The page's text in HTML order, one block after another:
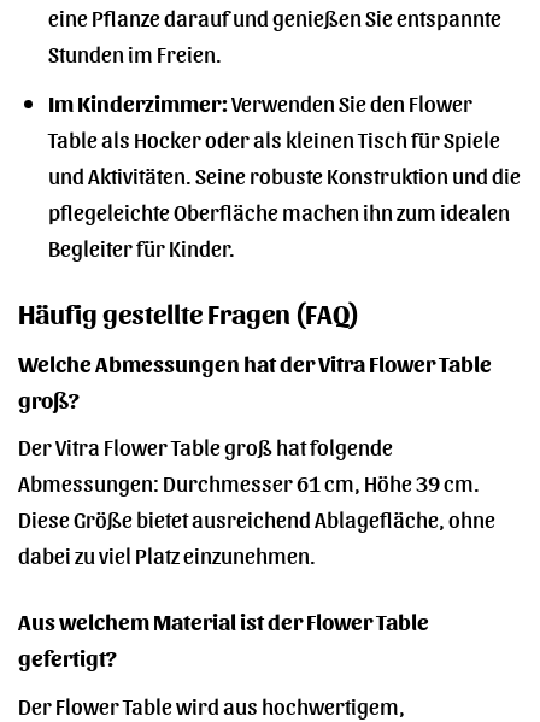
eine Pflanze darauf und genießen Sie entspannte
Stunden im Freien.
Im Kinderzimmer:Verwenden Sie den Flower
Table als Hocker oder als kleinen Tisch für Spiele
und Aktivitäten. Seine robuste Konstruktion und die
pflegeleichte Oberfläche machen ihn zum idealen
Begleiter für Kinder.
Häufig gestellte Fragen (FAQ)
Welche Abmessungen hat der Vitra Flower Table
groß?
Der Vitra Flower Table groß hat folgende
Abmessungen: Durchmesser 61 cm, Höhe 39 cm.
Diese Größe bietet ausreichend Ablagefläche, ohne
dabei zu viel Platz einzunehmen.
Aus welchem Material ist der Flower Table
gefertigt?
Der Flower Table wird aus hochwertigem,